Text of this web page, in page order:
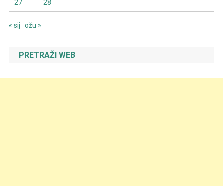
27 28
« sij ožu »
PRETRAŽI WEB